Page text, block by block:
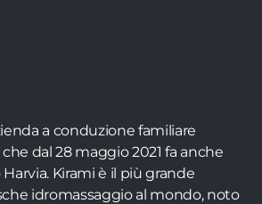
a conduzione familiare
dal 28 maggio 2021 fa anche
Kirami è il più grande
idromassaggio al mondo, noto